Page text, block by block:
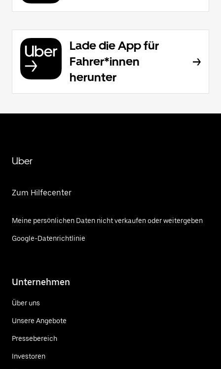
Lade die App für
Fahrer*innen
herunter
Uber
Zum Hilfecenter
Meine persönlichen Daten nicht verkaufen oder weitergeben
Google-Datenrichtlinie
Unternehmen
Über uns
Unsere Angebote
Pressebereich
Investoren